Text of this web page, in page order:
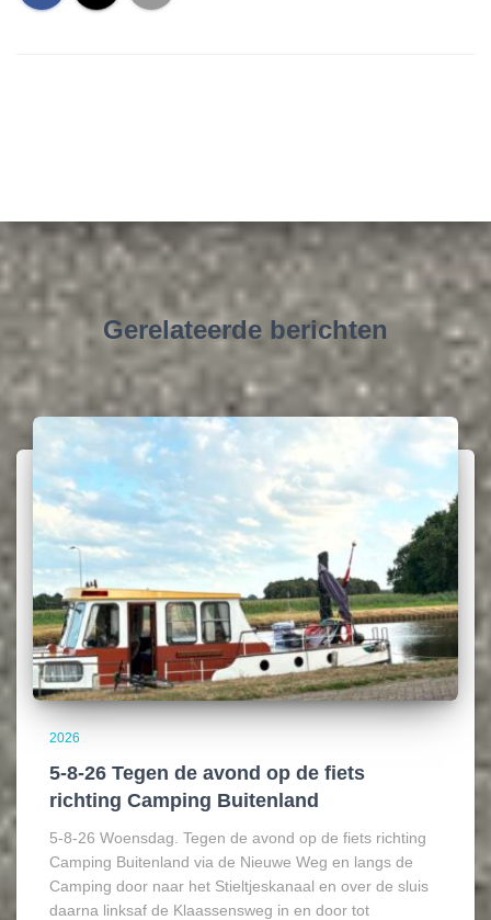
Gerelateerde berichten
2026
5-8-26 Tegen de avond op de fiets
richting Camping Buitenland
5-8-26 Woensdag. Tegen de avond op de fiets richting
Camping Buitenland via de Nieuwe Weg en langs de
Camping door naar het Stieltjeskanaal en over de sluis
daarna linksaf de Klaassensweg in en door tot